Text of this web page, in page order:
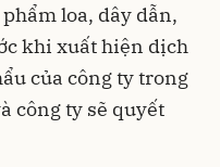
loa, dây dẫn,
khi xuất hiện dịch
của công ty trong
công ty sẽ quyết